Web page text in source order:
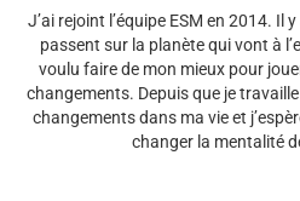
J’ai rejoint l’équipe ESM en 2014. Il
passent sur la planète qui vont à
voulu faire de mon mieux pour
changements. Depuis que je
changements dans ma vie et
changer la mentalité